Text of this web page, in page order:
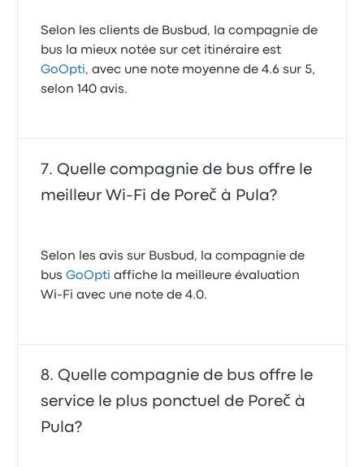
Selon les clients de Busbud, la compagnie de
bus la mieux notée sur cet itinéraire est
GoOpti, avec une note moyenne de 4.6 sur 5,
selon 140 avis.
Quelle compagnie de bus offre le
meilleur Wi-Fi de Poreč à Pula?
Selon les avis sur Busbud, la compagnie de
busGoOpti affiche la meilleure évaluation
Wi-Fi avec une note de 4.0.
Quelle compagnie de bus offre le
service le plus ponctuel de Poreč à
Pula?